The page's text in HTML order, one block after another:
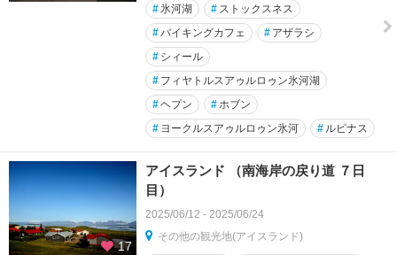
#氷河湖 # ストックスネス
#バイキングカフェ # アザラシ
# シィール
# フィヤトルスアゥルロゥン氷河湖
#ヘプン #ホブン
# ヨークルスアゥルロゥン氷河 # ルピナス
17
アイスランド （南海岸の戻り道 ７日
目）
2025/06/12 - 2025/06/24
その他の観光地(アイスランド)